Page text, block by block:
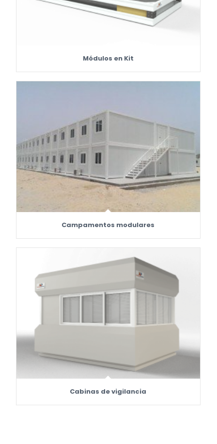
Módulos en Kit
Campamentos modulares
Cabinas de vigilancia